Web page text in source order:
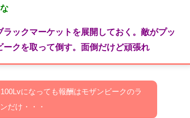
ックマーケットを展開しておく。敵がプッ
クを取って倒す。面倒だけど頑張れ
になっても報酬はモザンビークのラ
だけ・・・